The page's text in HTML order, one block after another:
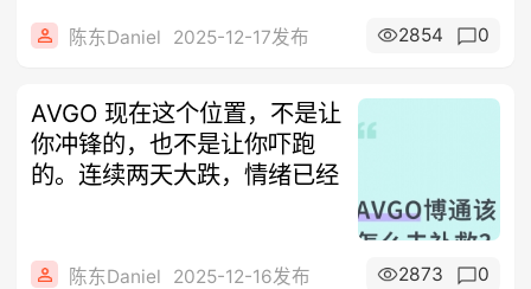
当
陈东Daniel 2025-12-17发布 2854 0
AVGO 现在这个位置，不是让
你冲锋的，也不是让你吓跑
的。连续两天大跌，情绪已经
陈东Daniel 2025-12-16发布 2873 0